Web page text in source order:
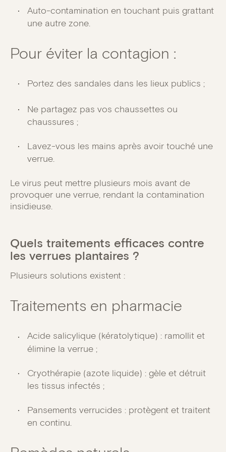
Auto-contamination en touchant puis grattant
une autre zone.
Pour éviter la contagion :
Portez des sandales dans les lieux publics ;
Ne partagez pas vos chaussettes ou
chaussures ;
Lavez-vous les mains après avoir touché une
verrue.
Le virus peut mettre plusieurs mois avant de
provoquer une verrue, rendant la contamination
insidieuse.
Quels traitements efficaces contre
les verrues plantaires ?
Plusieurs solutions existent :
Traitements en pharmacie
Acide salicylique (kératolytique) : ramollit et
élimine la verrue ;
Cryothérapie (azote liquide) : gèle et détruit
les tissus infectés ;
Pansements verrucides : protègent et traitent
en continu.